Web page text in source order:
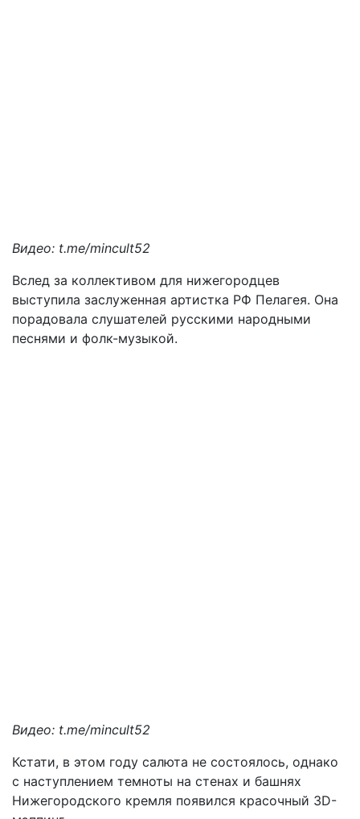
Видео: t.me/mincult52
Вслед за коллективом для нижегородцев
выступила заслуженная артистка РФ Пелагея. Она
порадовала слушателей русскими народными
песнями и фолк-музыкой.
Видео: t.me/mincult52
Кстати, в этом году салюта не состоялось, однако
с наступлением темноты на стенах и башнях
Нижегородского кремля появился красочный 3D-